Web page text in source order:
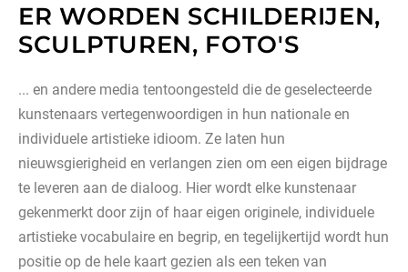
ER WORDEN SCHILDERIJEN,
SCULPTUREN, FOTO'S
... en andere media tentoongesteld die de geselecteerde
kunstenaars vertegenwoordigen in hun nationale en
individuele artistieke idioom. Ze laten hun
nieuwsgierigheid en verlangen zien om een ​​eigen bijdrage
te leveren aan de dialoog. Hier wordt elke kunstenaar
gekenmerkt door zijn of haar eigen originele, individuele
artistieke vocabulaire en begrip, en tegelijkertijd wordt hun
positie op de hele kaart gezien als een teken van